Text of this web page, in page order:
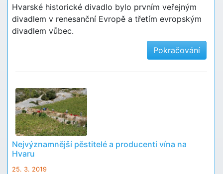
Hvarské historické divadlo bylo prvním veřejným
divadlem v renesanční Evropě a třetím evropským
divadlem vůbec.
Pokračování
Nejvýznamnější pěstitelé a producenti vína na
Hvaru
25. 3. 2019